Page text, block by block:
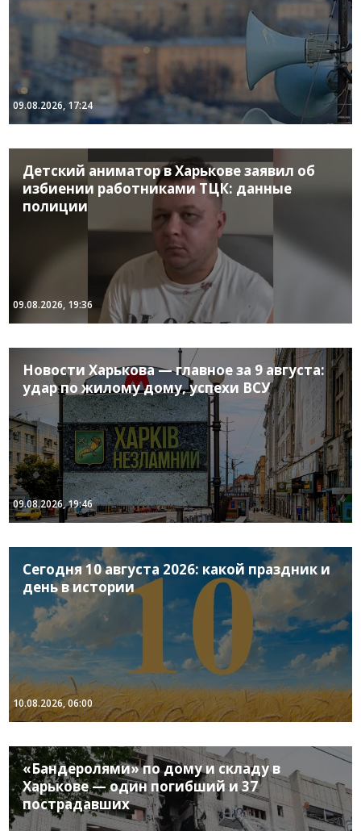
09.08.2026, 17:24
Детский аниматор в Харькове заявил об
избиении работниками ТЦК: данные
полиции
09.08.2026, 19:36
Новости Харькова — главное за 9 августа:
удар по жилому дому, успехи ВСУ
09.08.2026, 19:46
Сегодня 10 августа 2026: какой праздник и
день в истории
10.08.2026, 06:00
«Бандеролями» по дому и складу в
Харькове — один погибший и 37
пострадавших